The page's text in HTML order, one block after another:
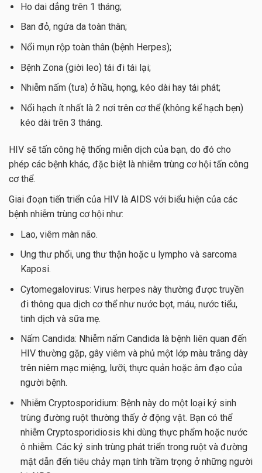
Ho dai dẳng trên 1 tháng;
Ban đỏ, ngứa da toàn thân;
Nổi mụn rộp toàn thân (bệnh Herpes);
Bệnh Zona (giời leo) tái đi tái lại;
Nhiễm nấm (tưa) ở hầu, họng, kéo dài hay tái phát;
Nổi hạch ít nhất là 2 nơi trên cơ thể (không kể hạch bẹn)
kéo dài trên 3 tháng.
HIV sẽ tấn công hệ thống miễn dịch của bạn, do đó cho
phép các bệnh khác, đặc biệt là nhiễm trùng cơ hội tấn công
cơ thể.
Giai đoạn tiến triển của HIV là AIDS với biểu hiện của các
bệnh nhiễm trùng cơ hội như:
Lao, viêm màn não.
Ung thư phổi, ung thư thận hoặc u lympho và sarcoma
Kaposi.
Cytomegalovirus: Virus herpes này thường được truyền
đi thông qua dịch cơ thể như nước bọt, máu, nước tiểu,
tinh dịch và sữa mẹ.
Nấm Candida: Nhiễm nấm Candida là bệnh liên quan đến
HIV thường gặp, gây viêm và phủ một lớp màu trắng dày
trên niêm mạc miệng, lưỡi, thực quản hoặc âm đạo của
người bệnh.
Nhiễm Cryptosporidium: Bệnh này do một loại ký sinh
trùng đường ruột thường thấy ở động vật. Bạn có thể
nhiễm Cryptosporidiosis khi dùng thực phẩm hoặc nước
ô nhiễm. Các ký sinh trùng phát triển trong ruột và đường
mật dẫn đến tiêu chảy mạn tính trầm trọng ở những người